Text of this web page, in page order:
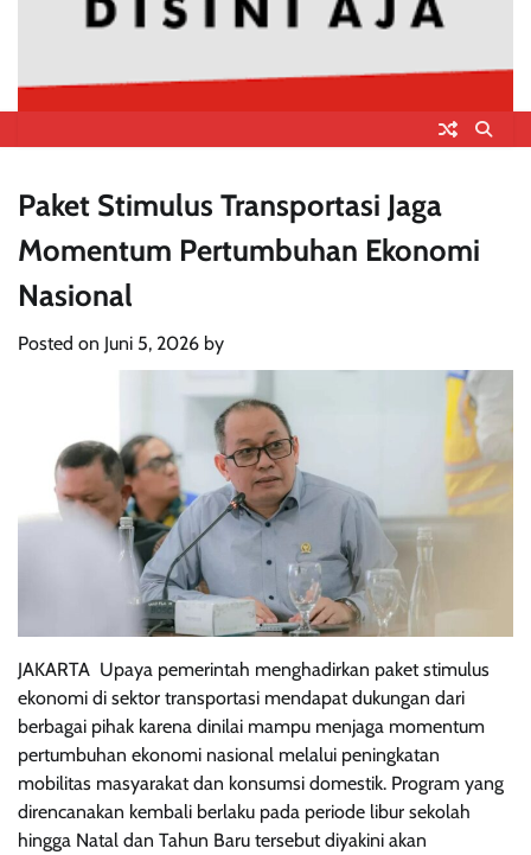
Paket Stimulus Transportasi Jaga
Momentum Pertumbuhan Ekonomi
Nasional
Posted on Juni 5, 2026 by
JAKARTA  Upaya pemerintah menghadirkan paket stimulus
ekonomi di sektor transportasi mendapat dukungan dari
berbagai pihak karena dinilai mampu menjaga momentum
pertumbuhan ekonomi nasional melalui peningkatan
mobilitas masyarakat dan konsumsi domestik. Program yang
direncanakan kembali berlaku pada periode libur sekolah
hingga Natal dan Tahun Baru tersebut diyakini akan